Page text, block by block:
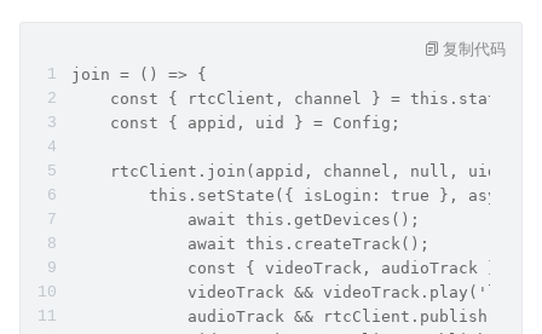
join = () => {
    const { rtcClient, channel } = this.state;
    const { appid, uid } = Config;
rtcClient.join(appid, channel, null,
this.setState({ isLogin: true }, async
            await this.getDevices();
            await this.createTrack();
const { videoTrack, audioTrack } =
videoTrack &&
audioTrack &&
复制代码